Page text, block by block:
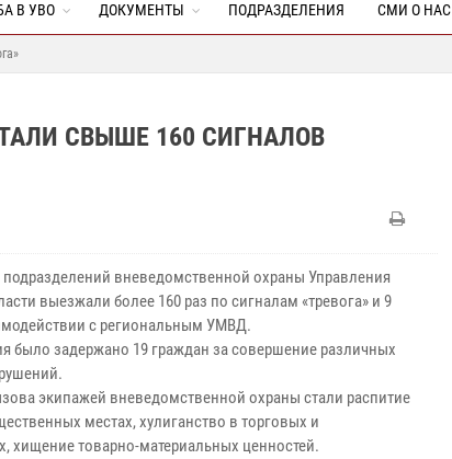
В УВО ДОКУМЕНТЫ ПОДРАЗДЕЛЕНИЯ СМИ О НАС
СВЫШЕ 160 СИГНАЛОВ
вневедомственной охраны Управления
выезжали более 160 раз по сигналам «тревога» и 9
с региональным УМВД.
было задержано 19 граждан за совершение различных
экипажей вневедомственной охраны стали распитие
местах, хулиганство в торговых и
хищение товарно-материальных ценностей.